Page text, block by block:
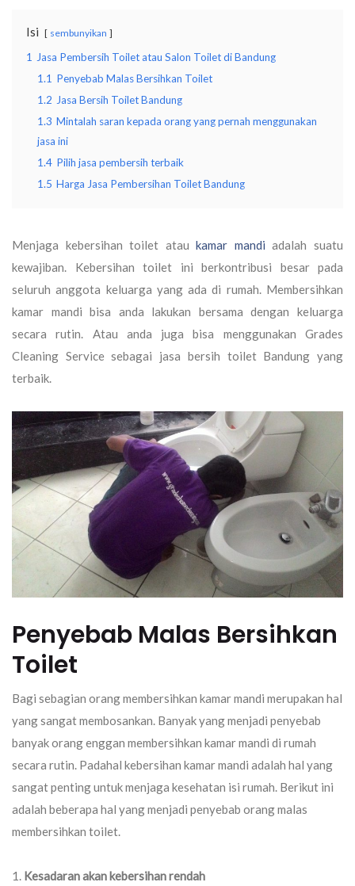
Isi sembunyikan
1
Jasa Pembersih Toilet atau Salon Toilet di Bandung
1.1 Penyebab Malas Bersihkan Toilet
1.2 Jasa Bersih Toilet Bandung
1.3 Mintalah saran kepada orang yang pernah menggunakan
jasa ini
1.4 Pilih jasa pembersih terbaik
1.5 Harga Jasa Pembersihan Toilet Bandung
Menjaga kebersihan toilet ataukamar mandi adalah suatu
kewajiban. Kebersihan toilet ini berkontribusi besar pada
seluruh anggota keluarga yang ada di rumah. Membersihkan
kamar mandi bisa anda lakukan bersama dengan keluarga
secara rutin. Atau anda juga bisa menggunakan Grades
Cleaning Service sebagai jasa bersih toilet Bandung yang
terbaik.
Penyebab Malas Bersihkan
Toilet
Bagi sebagian orang membersihkan kamar mandi merupakan hal
yang sangat membosankan. Banyak yang menjadi penyebab
banyak orang enggan membersihkan kamar mandi di rumah
secara rutin. Padahal kebersihan kamar mandi adalah hal yang
sangat penting untuk menjaga kesehatan isi rumah. Berikut ini
adalah beberapa hal yang menjadi penyebab orang malas
membersihkan toilet.
Kesadaran akan kebersihan rendah